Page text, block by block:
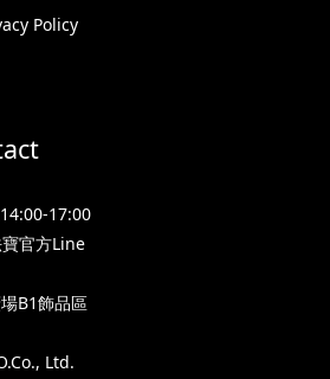
Policy
17:00
官方Line
B1飾品區
Ltd.